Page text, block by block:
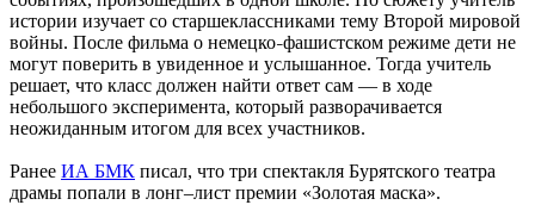
истории изучает со старшеклассниками тему Второй мировой
войны. После фильма о немецко–фашистском режиме дети не
могут поверить в увиденное и услышанное. Тогда учитель
решает, что класс должен найти ответ сам — в ходе
небольшого эксперимента, который разворачивается
неожиданным итогом для всех участников.
Ранее ИА БМК писал, что три спектакля Бурятского театра
драмы попали в лонг–лист премии «Золотая маска».